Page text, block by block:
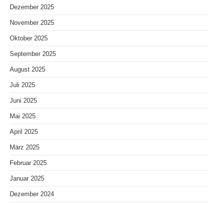
Dezember 2025
November 2025
Oktober 2025
September 2025
August 2025
Juli 2025
Juni 2025
Mai 2025
April 2025
März 2025
Februar 2025
Januar 2025
Dezember 2024